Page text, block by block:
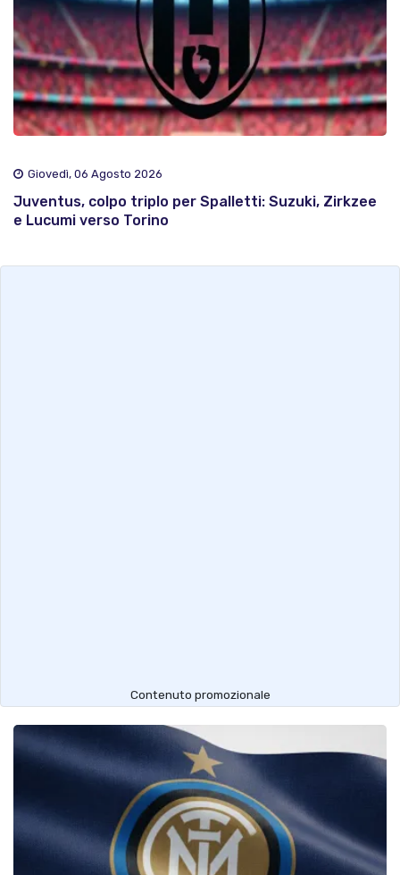
Giovedì, 06 Agosto 2026
Juventus, colpo triplo per Spalletti: Suzuki, Zirkzee
e Lucumi verso Torino
Contenuto promozionale